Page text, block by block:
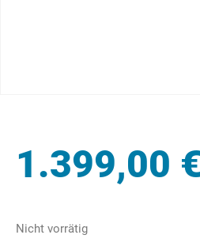
1.399,00 €
Nicht vorrätig